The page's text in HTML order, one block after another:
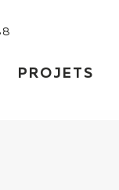
PROJETS